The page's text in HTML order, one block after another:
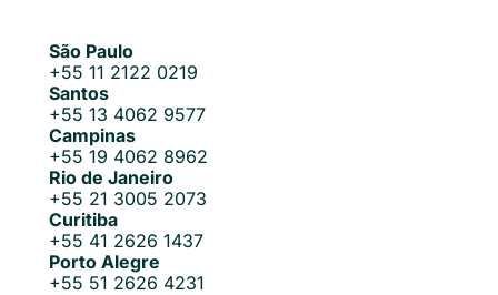
São Paulo
+55 11 2122 0219
Santos
+55 13 4062 9577
Campinas
+55 19 4062 8962
Rio de Janeiro
+55 21 3005 2073
Curitiba
+55 41 2626 1437
Porto Alegre
+55 51 2626 4231